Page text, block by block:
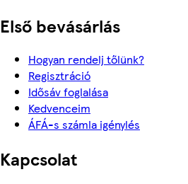
Első bevásárlás
Hogyan rendelj tőlünk?
Regisztráció
Idősáv foglalása
Kedvenceim
ÁFÁ-s számla igénylés
Kapcsolat